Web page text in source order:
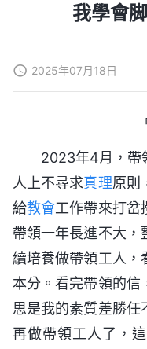
我學會
2025年07月18日
2023年4月，帶
人上不尋求真理原則
給教會工作帶來打岔
帶領一年長進不大，
續培養做帶領工人，
本分。看完帶領的信
思是我的素質差勝任
再做帶領工人了，